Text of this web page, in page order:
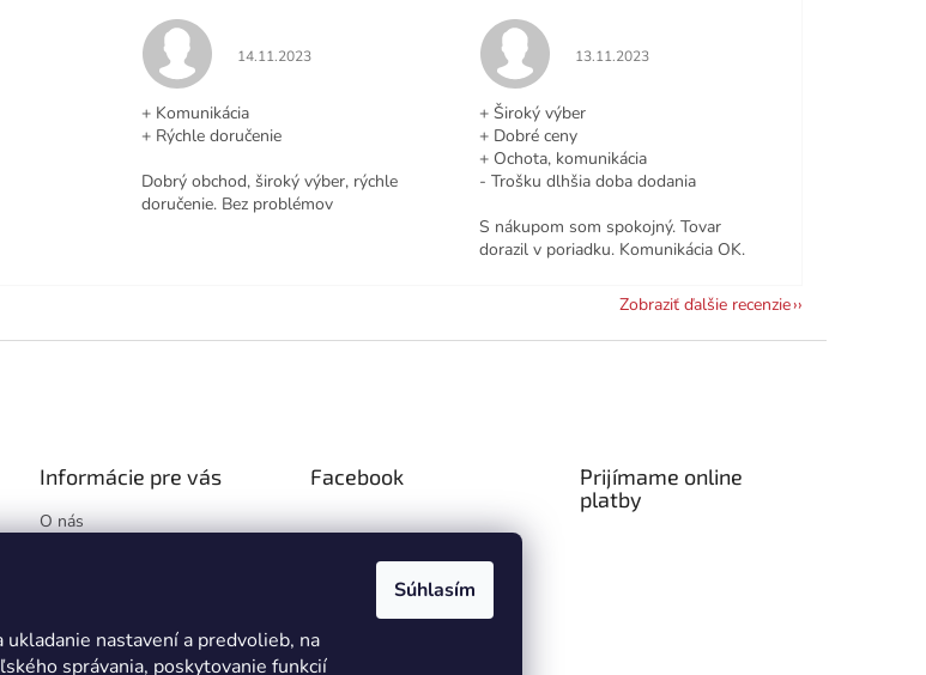
ukladanie nastavení a predvolieb, na
správania, poskytovanie funkcií
Súhlasím
je 5 z 5 hviezdičiek. Hodnotenie obchodu je 5 z 5 hviezdičiek.
14.11.2023
+ Komunikácia
+ Rýchle doručenie
Dobrý obchod, široký výber, rýchle
doručenie. Bez problémov
Hodnotenie obchodu je 5 z 5 hviezdičiek.
13.11.2023
+ Široký výber
+ Dobré ceny
+ Ochota, komunikácia
- Trošku dlhšia doba dodania
S nákupom som spokojný. Tovar
dorazil v poriadku. Komunikácia OK.
Zobraziť ďalšie recenzie
Informácie pre vás
O nás
Podmienky ochrany
osobných údajov
Facebook
Prijímame online
platby